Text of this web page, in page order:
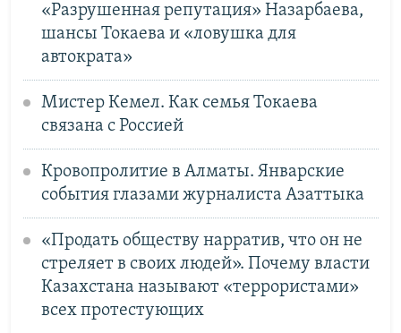
«Разрушенная репутация» Назарбаева,
шансы Токаева и «ловушка для
автократа»
Мистер Кемел. Как семья Токаева
связана с Россией
Кровопролитие в Алматы. Январские
события глазами журналиста Азаттыка
«Продать обществу нарратив, что он не
стреляет в своих людей». Почему власти
Казахстана называют «террористами»
всех протестующих